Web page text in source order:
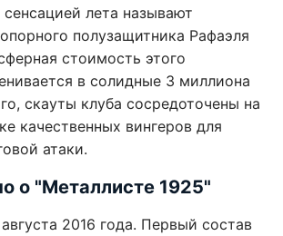
лета называют
полузащитника Рафаэля
стоимость этого
в солидные 3 миллиона
скауты клуба сосредоточены на
качественных вингеров для
атаки.
о "Металлисте 1925"
2016 года. Первый состав